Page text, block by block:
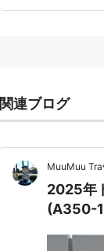
関連ブログ
MuuMuu
2025年
(A350-